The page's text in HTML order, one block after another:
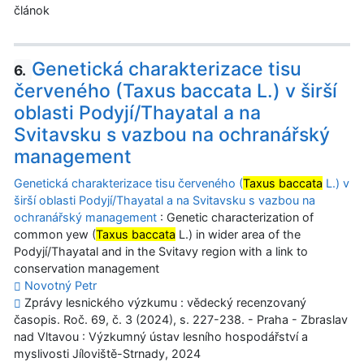
článok
6. Genetická charakterizace tisu
červeného (Taxus baccata L.) v širší
oblasti Podyjí/Thayatal a na
Svitavsku s vazbou na ochranářský
management
Genetická charakterizace tisu červeného (Taxus baccata L.) v
širší oblasti Podyjí/Thayatal a na Svitavsku s vazbou na
ochranářský management : Genetic characterization of
common yew (Taxus baccata L.) in wider area of the
Podyjí/Thayatal and in the Svitavy region with a link to
conservation management
Novotný Petr
Zprávy lesnického výzkumu : vědecký recenzovaný
časopis. Roč. 69, č. 3 (2024), s. 227-238. - Praha - Zbraslav
nad Vltavou : Výzkumný ústav lesního hospodářství a
myslivosti Jíloviště-Strnady, 2024